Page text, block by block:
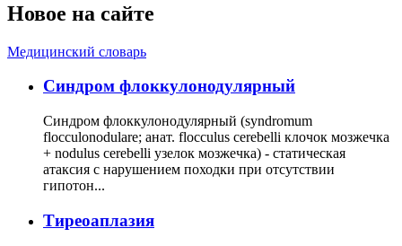
Новое на сайте
Медицинский словарь
Cиндром флоккулонодулярный
Синдром флоккулонодулярный (syndromum
flocculonodulare; анат. flocculus cerebelli клочок мозжечка
+ nodulus cerebelli узелок мозжечка) - статическая
атаксия с нарушением походки при отсутствии
гипотон...
Тиреоаплазия